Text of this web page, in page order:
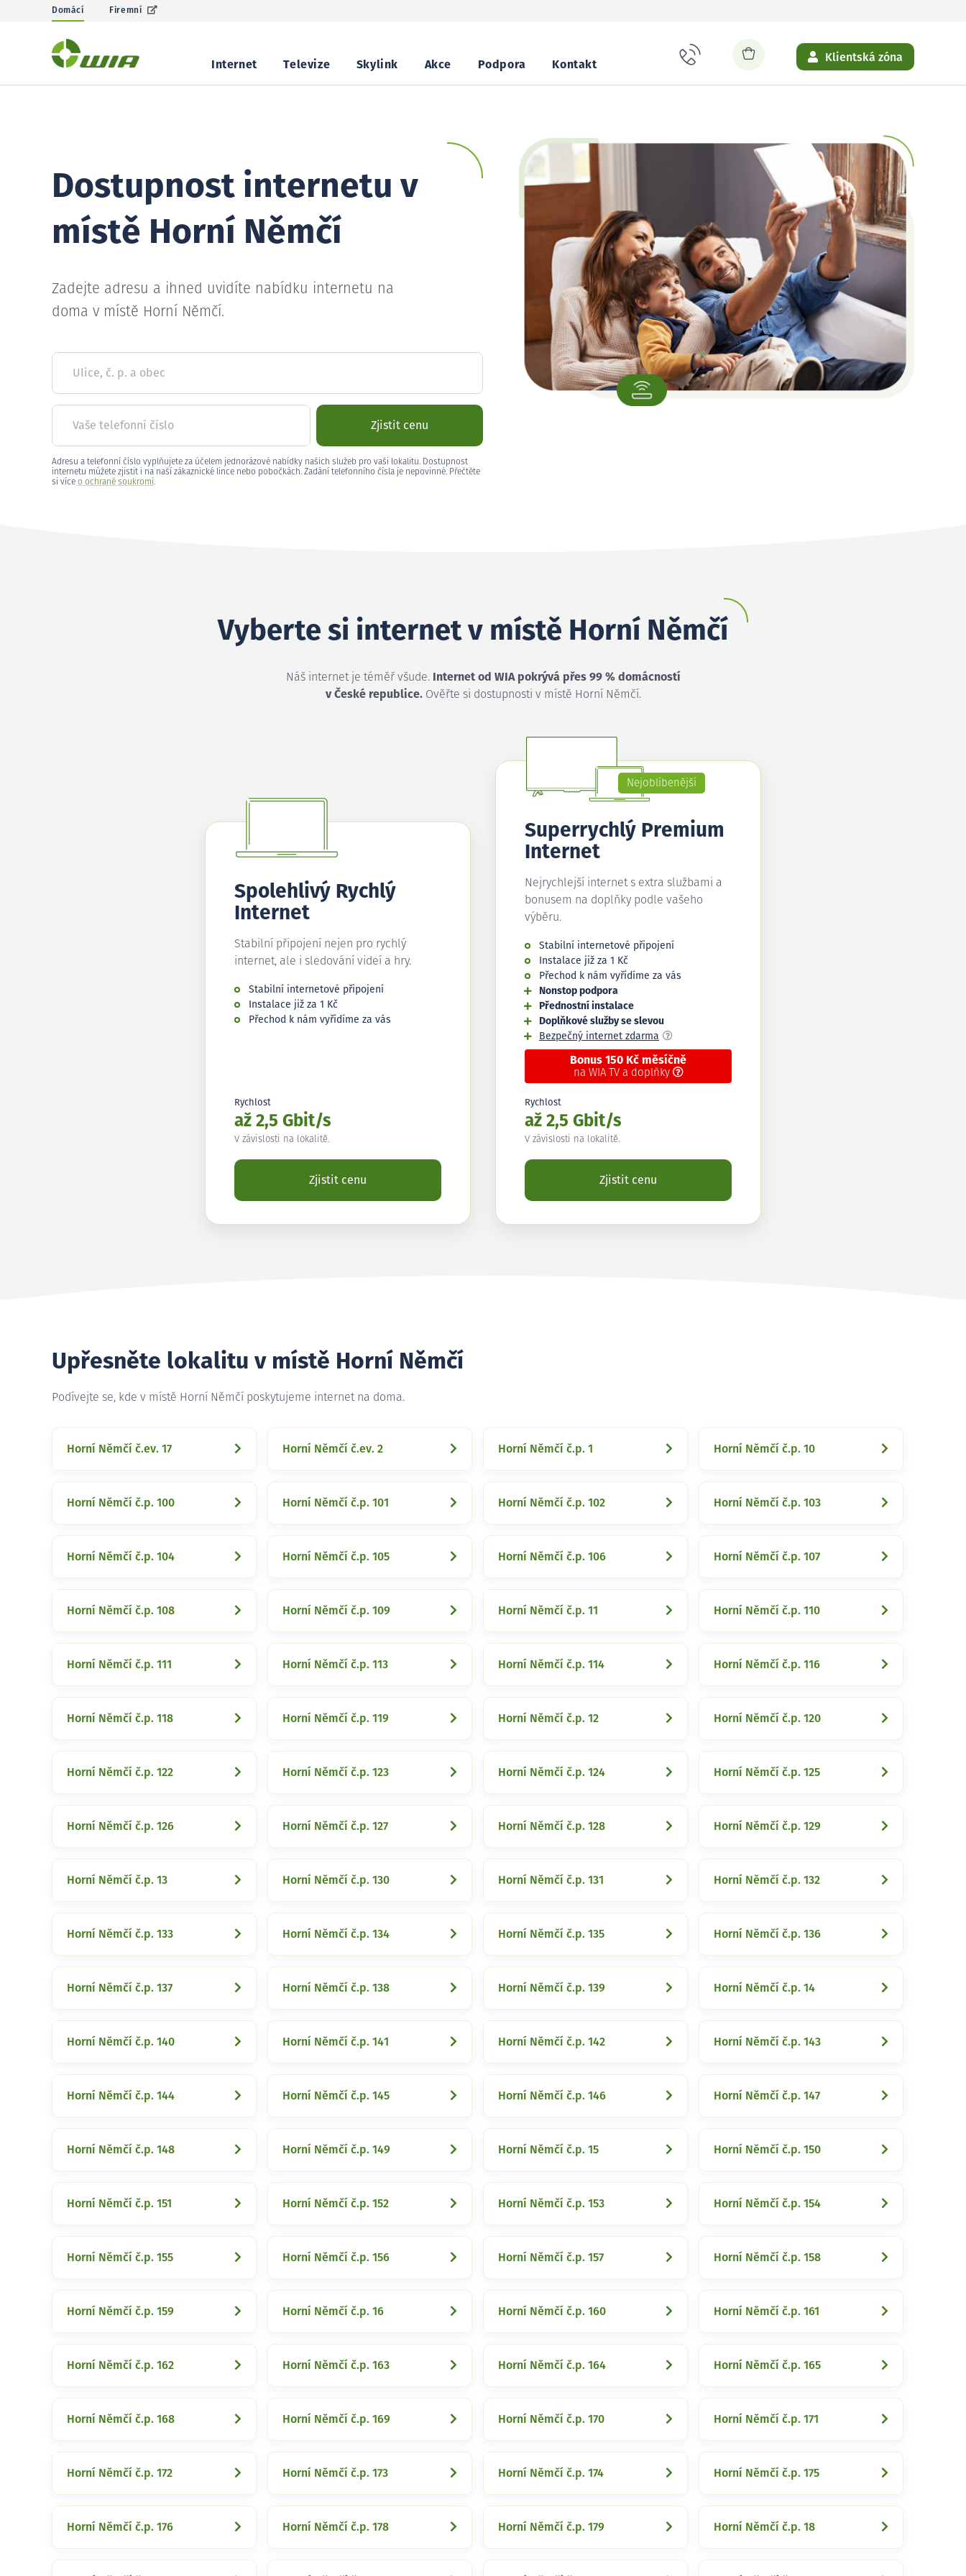
Domácí Firemní
Internet Televize Skylink Akce Podpora Kontakt
Klientská zóna
Dostupnost internetu v
místě Horní Němčí
Zadejte adresu a ihned uvidíte nabídku internetu na
doma v místě Horní Němčí.
Ulice, č. p. a obec
Vaše telefonní číslo Zjistit cenu
Adresu a telefonní číslo vyplňujete za účelem jednorázové nabídky našich služeb pro vaši lokalitu. Dostupnost
internetu můžete zjistit i na naší zákaznické lince nebo pobočkách. Zadání telefonního čísla je nepovinné. Přečtěte
si více o ochraně soukromí.
Vyberte si internet v místě Horní Němčí
Náš internet je téměř všude.
Internet od WIA pokrývá přes 99 % domácností
v České republice.Ověřte si dostupnosti v místě Horní Němčí.
Spolehlivý Rychlý
Internet
Stabilní připojení nejen pro rychlý
internet, ale i sledování videí a hry.
Stabilní internetové připojení
Instalace již za 1 Kč
Přechod k nám vyřídíme za vás
Rychlost
až 2,5 Gbit/s
V závislosti na lokalitě.
Zjistit cenu
Nejoblíbenější
Superrychlý Premium
Internet
Nejrychlejší internet s extra službami a
bonusem na doplňky podle vašeho
výběru.
Stabilní internetové připojení
Instalace již za 1 Kč
Přechod k nám vyřídíme za vás
Nonstop podpora
Přednostní instalace
Doplňkové služby se slevou
Bezpečný internet zdarma
Bonus 150 Kč měsíčně
na WIA TV a doplňky
Rychlost
až 2,5 Gbit/s
V závislosti na lokalitě.
Zjistit cenu
Upřesněte lokalitu v místě Horní Němčí
Podívejte se, kde v místě Horní Němčí poskytujeme internet na doma.
Horní Němčí č.ev. 17 Horní Němčí č.ev. 2 Horní Němčí č.p. 1 Horní Němčí č.p. 10
Horní Němčí č.p. 100 Horní Němčí č.p. 101 Horní Němčí č.p. 102 Horní Němčí č.p. 103
Horní Němčí č.p. 104 Horní Němčí č.p. 105 Horní Němčí č.p. 106 Horní Němčí č.p. 107
Horní Němčí č.p. 108 Horní Němčí č.p. 109 Horní Němčí č.p. 11 Horní Němčí č.p. 110
Horní Němčí č.p. 111 Horní Němčí č.p. 113 Horní Němčí č.p. 114 Horní Němčí č.p. 116
Horní Němčí č.p. 118 Horní Němčí č.p. 119 Horní Němčí č.p. 12 Horní Němčí č.p. 120
Horní Němčí č.p. 122 Horní Němčí č.p. 123 Horní Němčí č.p. 124 Horní Němčí č.p. 125
Horní Němčí č.p. 126 Horní Němčí č.p. 127 Horní Němčí č.p. 128 Horní Němčí č.p. 129
Horní Němčí č.p. 13 Horní Němčí č.p. 130 Horní Němčí č.p. 131 Horní Němčí č.p. 132
Horní Němčí č.p. 133 Horní Němčí č.p. 134 Horní Němčí č.p. 135 Horní Němčí č.p. 136
Horní Němčí č.p. 137 Horní Němčí č.p. 138 Horní Němčí č.p. 139 Horní Němčí č.p. 14
Horní Němčí č.p. 140 Horní Němčí č.p. 141 Horní Němčí č.p. 142 Horní Němčí č.p. 143
Horní Němčí č.p. 144 Horní Němčí č.p. 145 Horní Němčí č.p. 146 Horní Němčí č.p. 147
Horní Němčí č.p. 148 Horní Němčí č.p. 149 Horní Němčí č.p. 15 Horní Němčí č.p. 150
Horní Němčí č.p. 151 Horní Němčí č.p. 152 Horní Němčí č.p. 153 Horní Němčí č.p. 154
Horní Němčí č.p. 155 Horní Němčí č.p. 156 Horní Němčí č.p. 157 Horní Němčí č.p. 158
Horní Němčí č.p. 159 Horní Němčí č.p. 16 Horní Němčí č.p. 160 Horní Němčí č.p. 161
Horní Němčí č.p. 162 Horní Němčí č.p. 163 Horní Němčí č.p. 164 Horní Němčí č.p. 165
Horní Němčí č.p. 168 Horní Němčí č.p. 169 Horní Němčí č.p. 170 Horní Němčí č.p. 171
Horní Němčí č.p. 172 Horní Němčí č.p. 173 Horní Němčí č.p. 174 Horní Němčí č.p. 175
Horní Němčí č.p. 176 Horní Němčí č.p. 178 Horní Němčí č.p. 179 Horní Němčí č.p. 18